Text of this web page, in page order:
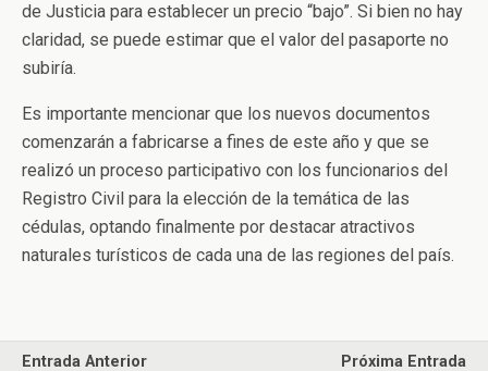
de Justicia para establecer un precio “bajo”. Si bien no hay
claridad, se puede estimar que el valor del pasaporte no
subiría.
Es importante mencionar que los nuevos documentos
comenzarán a fabricarse a fines de este año y que se
realizó un proceso participativo con los funcionarios del
Registro Civil para la elección de la temática de las
cédulas, optando finalmente por destacar atractivos
naturales turísticos de cada una de las regiones del país.
Entrada Anterior Próxima Entrada